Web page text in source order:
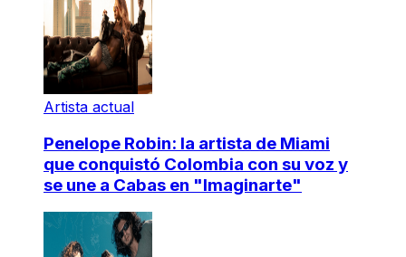
Artista actual
Penelope Robin: la artista de Miami
que conquistó Colombia con su voz y
se une a Cabas en "Imaginarte"